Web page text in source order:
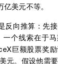
美元不等。
反向推算：先
个线索在于
巨额股票奖
元。假设他需